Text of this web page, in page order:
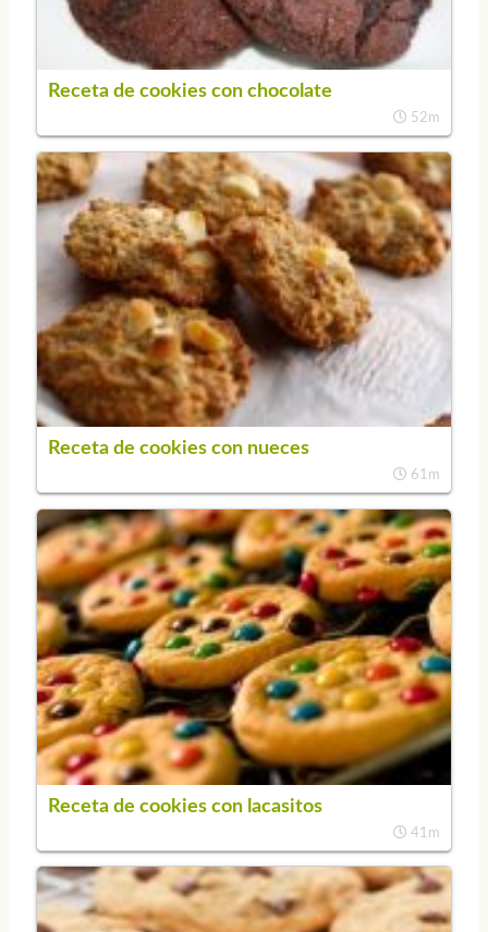
Receta de cookies con chocolate
52m
Receta de cookies con nueces
61m
Receta de cookies con lacasitos
41m